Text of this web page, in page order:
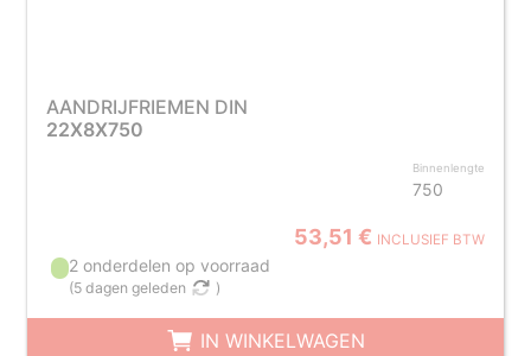
AANDRIJFRIEMEN DIN
22X8X750
Binnenlengte
750
53,51 € INCLUSIEF BTW
2 onderdelen op voorraad
(5 dagen geleden )
IN WINKELWAGEN